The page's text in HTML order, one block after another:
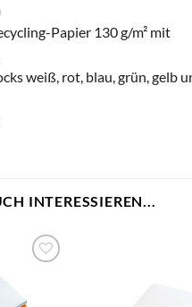
Papier 130 g/m² mit
weiß, rot, blau, grün, gelb
INTERESSIEREN...
hinzufügen